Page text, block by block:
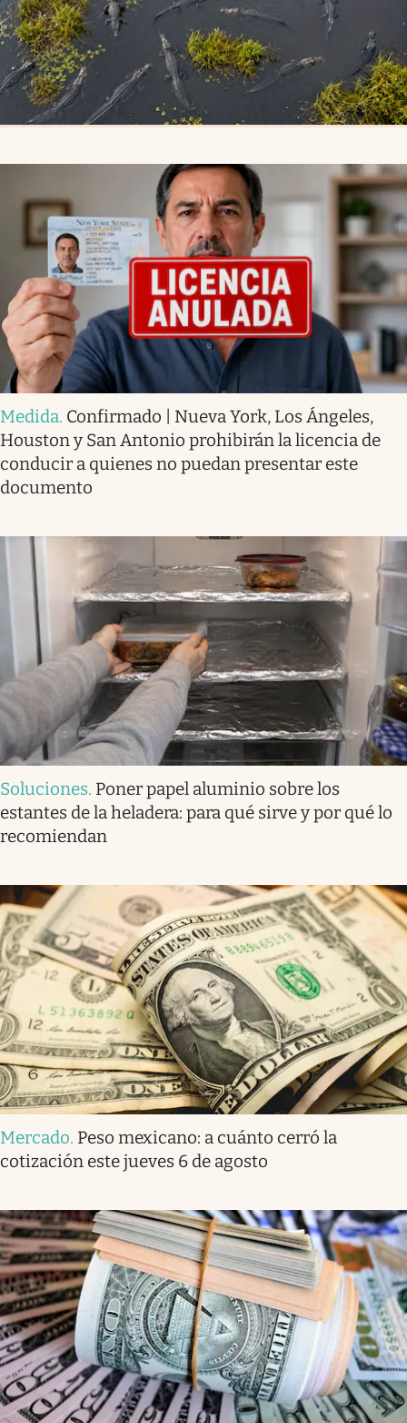
Medida. Confirmado | Nueva York, Los Ángeles,
Houston y San Antonio prohibirán la licencia de
conducir a quienes no puedan presentar este
documento
Soluciones. Poner papel aluminio sobre los
estantes de la heladera: para qué sirve y por qué lo
recomiendan
Mercado. Peso mexicano: a cuánto cerró la
cotización este jueves 6 de agosto